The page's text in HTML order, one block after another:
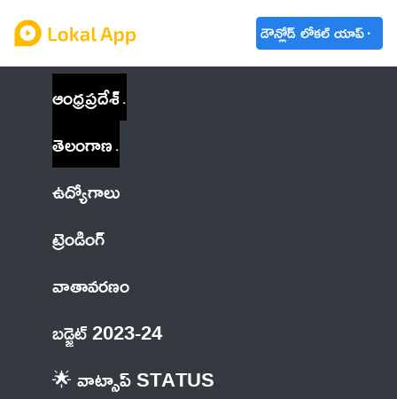
డౌన్లోడ్ లోకల్ యాప్
ఆంధ్రప్రదేశ్
తెలంగాణ
ఉద్యోగాలు
ట్రెండింగ్
వాతావరణం
బడ్జెట్ 2023-24
🌟 వాట్సాప్ STATUS